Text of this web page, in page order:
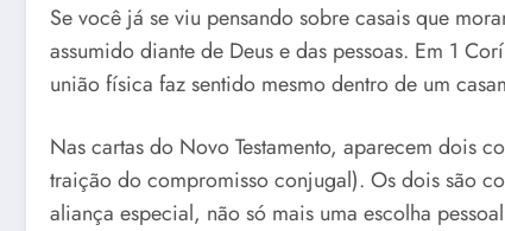
Se você já se viu pensando sobre casais que
assumido diante de Deus e das pessoas. Em 1
união física faz sentido mesmo dentro de um
Nas cartas do Novo Testamento, aparecem dois
traição do compromisso conjugal). Os dois são
aliança especial, não só mais uma escolha